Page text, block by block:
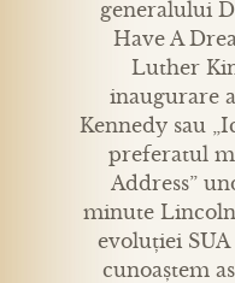
generalului
Have A
Luther
inaugurare
Kennedy sau
preferatul
Address”
minute
evoluției SUA
cunoaștem